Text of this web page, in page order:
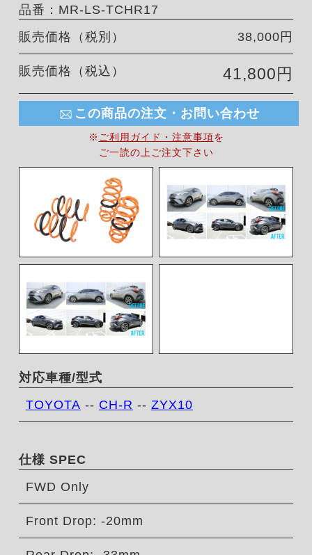
品番：MR-LS-TCHR17
販売価格（税別）
38,000円
販売価格（税込） 41,800円
この商品の注文・お問い合わせ
※ ご利用ガイド・注意事項を
ご一読の上ご注文下さい
対応車種/型式
TOYOTA -- CH-R -- ZYX10
仕様 SPEC
FWD Only
Front Drop: -20mm